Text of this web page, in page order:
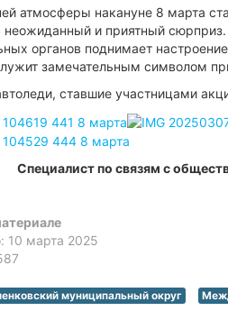
атмосферы накануне 8 марта
неожиданный и приятный
органов поднимает
замечательным символом
ставшие участницами
Специалист по связям с
10 марта 2025
муниципальный округ